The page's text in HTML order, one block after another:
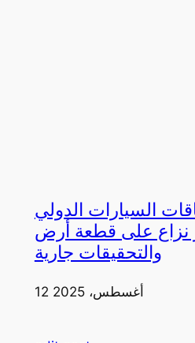
السيارات الدولي
نزاع على قطعة أرض
والتحقيقات جارية
12 أغسطس، 2025